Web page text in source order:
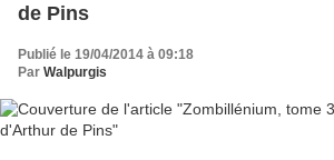
de Pins
Publié le 19/04/2014 à 09:18
Par Walpurgis